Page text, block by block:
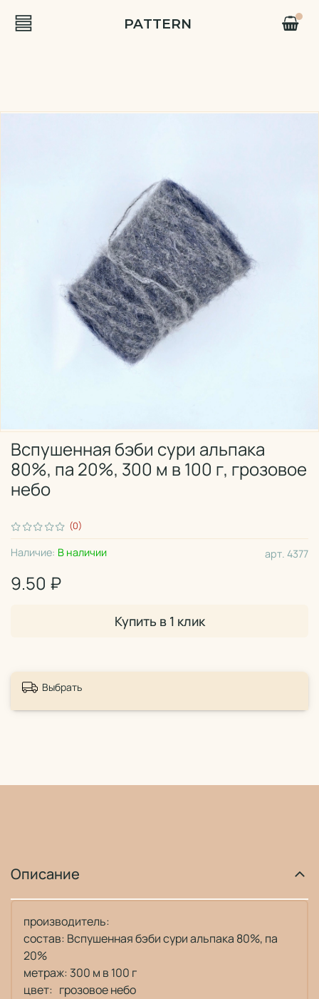
PATTERN
(0)
арт. 4377
Наличие: В наличии
Вспушенная бэби сури альпака
80%, па 20%, 300 м в 100 г, грозовое
небо
9.50 ₽
Купить в 1 клик
Выбрать
Описание
производитель:
состав: Вспушенная бэби сури альпака 80%, па
20%
метраж: 300 м в 100 г
цвет: грозовое небо